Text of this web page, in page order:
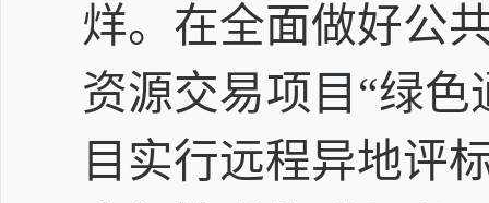
烊。在全面做好公
资源交易项目 “绿色
目实行远程异地评